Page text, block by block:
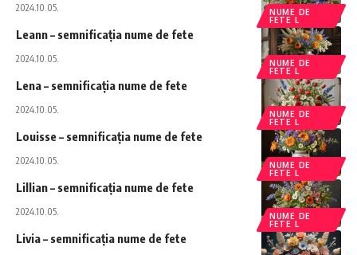
NUME DE
FETE L
2024.10.05.
NUME DE
FETE L
Leann – semnificația nume de fete
2024.10.05.
NUME DE
FETE L
Lena – semnificația nume de fete
2024.10.05.
NUME DE
FETE L
Louisse – semnificația nume de fete
2024.10.05.
NUME DE
FETE L
Lillian – semnificația nume de fete
2024.10.05.
Livia – semnificația nume de fete